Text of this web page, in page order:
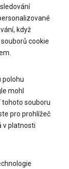
když
cookie
polohu
mohl
tohoto souboru
pro prohlížeč
v platnosti